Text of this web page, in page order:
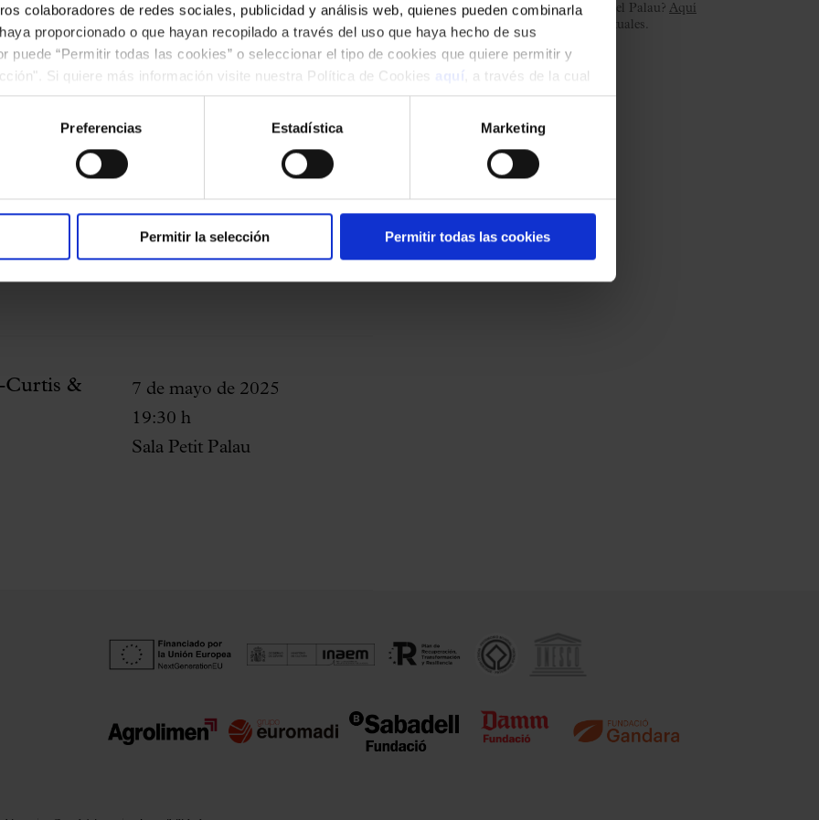
colaboradores de redes sociales, publicidad y análisis web, quienes pueden combinarla
proporcionado o que hayan recopilado a través del uso que haya hecho de sus
puede “Permitir todas las cookies” o seleccionar el tipo de cookies que quiere permitir y
Si quiere más información visite nuestra Política de Cookies
aquí
, a través de la cual
las cookies en cualquier momento.”.
Preferencias Estadística Marketing
Permitir la selección Permitir todas las cookies
del 7 de mayo del Cosmos Quartet,
¿Es tu primer concierto en el Palau? Aquí
resolvemos las dudas habituales.
Curtis &
7 de mayo de 2025
19:30 h
Sala Petit Palau